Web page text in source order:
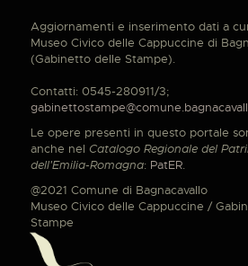
Aggiornamenti e inserimento dati a
Museo Civico delle Cappuccine di
(Gabinetto delle Stampe).
Contatti: 0545-280911/3;
Le opere presenti in questo portale
anche nel Catalogo Regionale del
dell'Emilia-Romagna: PatER.
@2021 Comune di Bagnacavallo
Museo Civico delle Cappuccine /
Stampe